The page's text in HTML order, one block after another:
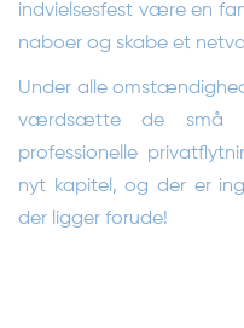
indvielsesfest være en
naboer og skabe et
Under alle
værdsætte de små
professionelle
nyt kapitel, og der er
der ligger forude!